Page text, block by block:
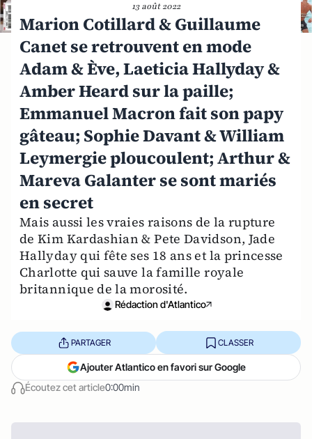
13 août 2022
Marion Cotillard & Guillaume
Canet se retrouvent en mode
Adam & Ève, Laeticia Hallyday &
Amber Heard sur la paille;
Emmanuel Macron fait son papy
gâteau; Sophie Davant & William
Leymergie ploucoulent; Arthur &
Mareva Galanter se sont mariés
en secret
Mais aussi les vraies raisons de la rupture
de Kim Kardashian & Pete Davidson, Jade
Hallyday qui fête ses 18 ans et la princesse
Charlotte qui sauve la famille royale
britannique de la morosité.
Rédaction d'Atlantico
Écoutez cet article0:00min
PARTAGER CLASSER
Ajouter Atlantico en favori sur Google